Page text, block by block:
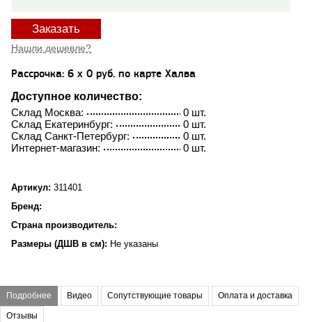
Заказать
Нашли дешевле?
Рассрочка: 6 x 0 руб. по карте Халва
Доступное количество:
0 шт.
Склад Москва:
0 шт.
Склад Екатеринбург:
0 шт.
Склад Санкт-Петербург:
0 шт.
Интернет-магазин:
Артикул: 311401
Бренд:
Страна производитель:
Размеры (ДШВ в см): Не указаны
Подробнее Видео Сопутствующие товары Оплата и доставка
Отзывы